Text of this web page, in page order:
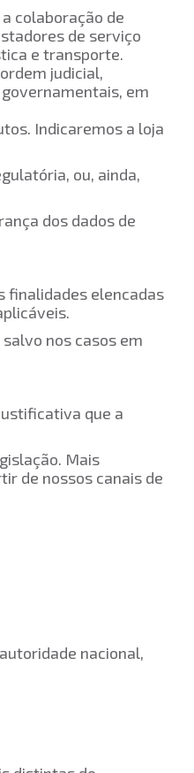
colaboração de
de serviço
e transporte.
judicial,
em
Indicaremos a loja
ou, ainda,
dos dados de
finalidades elencadas
nos casos em
que a
Mais
de nossos canais de
nacional,